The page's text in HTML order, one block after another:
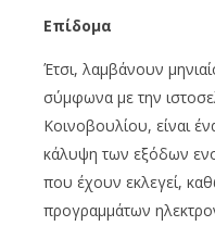
Επίδομα
Έτσι, λαμβάνουν
σύμφωνα με την
Κοινοβουλίου, είναι
κάλυψη των εξόδων
που έχουν εκλεγεί,
προγραμμάτων